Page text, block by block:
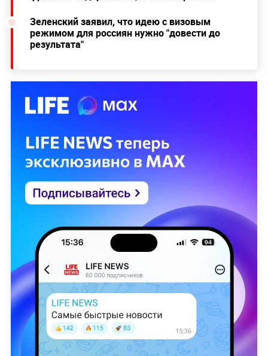
Зеленский заявил, что идею с визовым
режимом для россиян нужно "довести до
результата"